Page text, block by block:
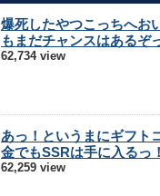
爆死したやつこっちへお
もまだチャンスはあるぞ
62,734 view
あっ！というまにギフト
金でもSSRは手に入るっ！
62,259 view